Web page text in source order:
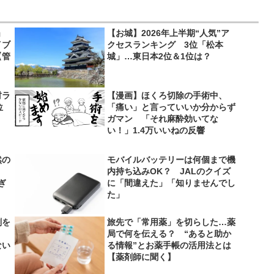
管
【お城】2026年上半期“人気”ア
クセスランキング 3位「松本
城」…東日本2位＆1位は？
【漫画】ほくろ切除の手術中、
「痛い」と言っていいか分からず
ガマン 「それ麻酔効いてな
い！」1.4万いいねの反響
の
モバイルバッテリーは何個まで機
内持ち込みOK？ JALのクイズ
に「間違えた」「知りませんでし
た」
を
い
旅先で「常用薬」を切らした…薬
局で何を伝える？ “あると助か
る情報”とお薬手帳の活用法とは
【薬剤師に聞く】